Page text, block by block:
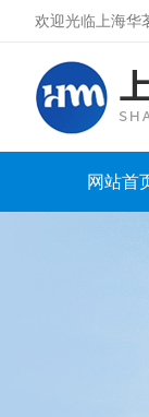
欢迎光临上海华
网站首